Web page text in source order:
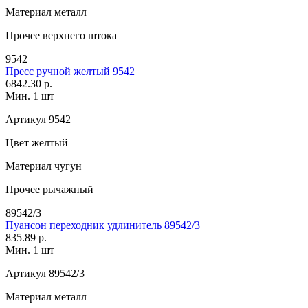
Материал металл
Прочее верхнего штока
9542
Пресс ручной желтый 9542
6842.30 р.
Мин. 1 шт
Артикул 9542
Цвет желтый
Материал чугун
Прочее рычажный
89542/3
Пуансон переходник удлинитель 89542/3
835.89 р.
Мин. 1 шт
Артикул 89542/3
Материал металл